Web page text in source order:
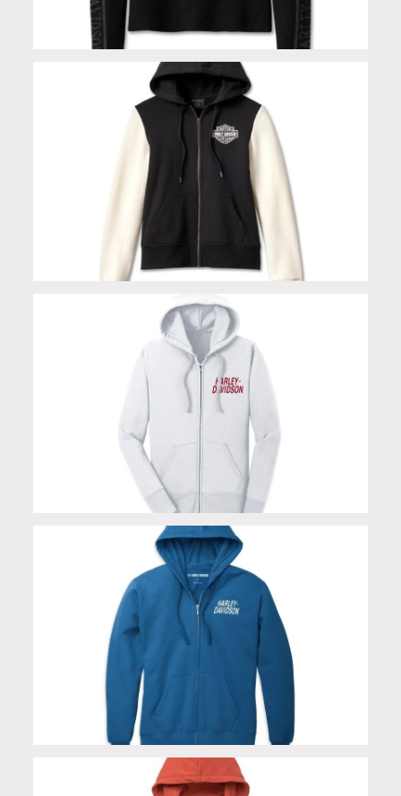
Maglione black con scritta sulle maniche limited
Felpa con zip black white in edizione limitata
Felpa Special #1 Zip Blue